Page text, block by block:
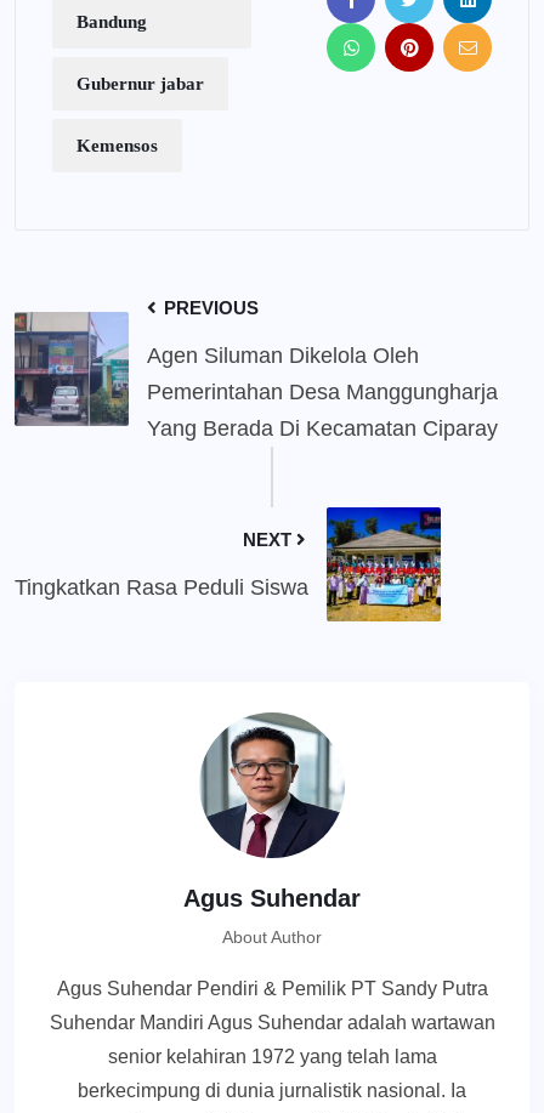
Bandung
Gubernur jabar
Kemensos
PREVIOUS
Agen Siluman Dikelola Oleh
Pemerintahan Desa Manggungharja
Yang Berada Di Kecamatan Ciparay
NEXT
Tingkatkan Rasa Peduli Siswa
Agus Suhendar
About Author
Agus Suhendar Pendiri & Pemilik PT Sandy Putra
Suhendar Mandiri Agus Suhendar adalah wartawan
senior kelahiran 1972 yang telah lama
berkecimpung di dunia jurnalistik nasional. Ia